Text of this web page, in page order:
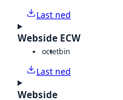
Last ned
Webside ECW
octetbin
Last ned
Webside